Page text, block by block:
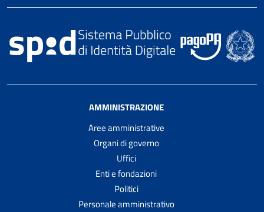
AMMINISTRAZIONE
Aree amministrative
Organi di governo
Uffici
Enti e fondazioni
Politici
Personale amministrativo